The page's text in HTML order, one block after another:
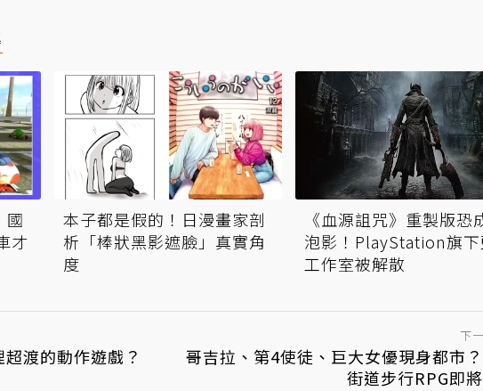
國
才
本子都是假的！日漫畫家剖
析「棒狀黑影遮臉」真實角
度
《血源詛咒》重製版恐
泡影！PlayStation旗下
工作室被解散
渡的動作遊戲？
下
哥吉拉、第4使徒、巨大女優現身都市
街道步行RPG即